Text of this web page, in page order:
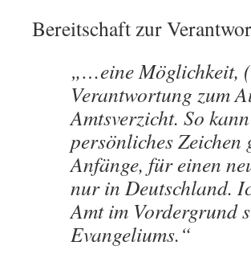
Bereitschaft zur
„…eine Möglichkeit,
Verantwortung zum
Amtsverzicht. So
persönliches Zeichen
Anfänge, für einen
nur in Deutschland.
Amt im Vordergrund
Evangeliums.“